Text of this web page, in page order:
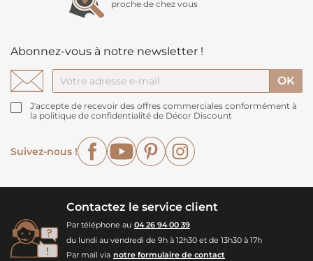
proche de chez vous
Abonnez-vous à notre newsletter !
J'accepte de recevoir des offres commerciales conformément à
la politique de confidentialité de Décor Discount
Suivez-nous !
FacebookYouTubePinterest
Contactez le service client
Par téléphone au 04 26 94 00 39
du lundi au vendredi de 9h à 12h30 et de 13h30 à 17h
Par mail via notre formulaire de contact